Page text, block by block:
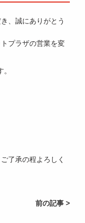
、誠にありがとう
プラザの営業を変
了承の程よろしく
前の記事 >